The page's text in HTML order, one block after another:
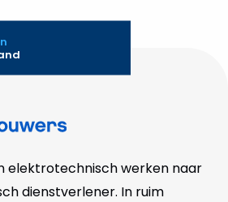
elektrotechnisch werken naar
dienstverlener. In ruim